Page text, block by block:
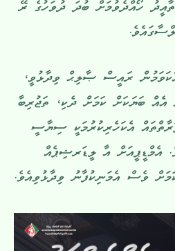
ހޯއްދެވުމަށް ބުދަ ދުވަހުގެ ރޭ
ރައީސް ޞާލިޙް ވިދާޅުވީ،
ބަޔަކަށް ކަމަށް ދެކި، ތަޖުރިބާ
އެކަހެރިކުރުމަކީ ސިޔާސީ
އެމްޑީޕީއަށް އާ ލީޑަރޝިޕެއް
ވެސް އެމަނިކުފާނު ވިދާޅުވިއެވެ.